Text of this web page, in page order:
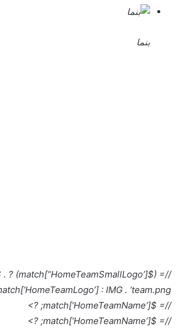
بنما
.
: IMG . ‘team.png’; ?>
//= $match[‘HomeTeamName’]; ?>
//= $match[‘HomeTeamName’]; ?>